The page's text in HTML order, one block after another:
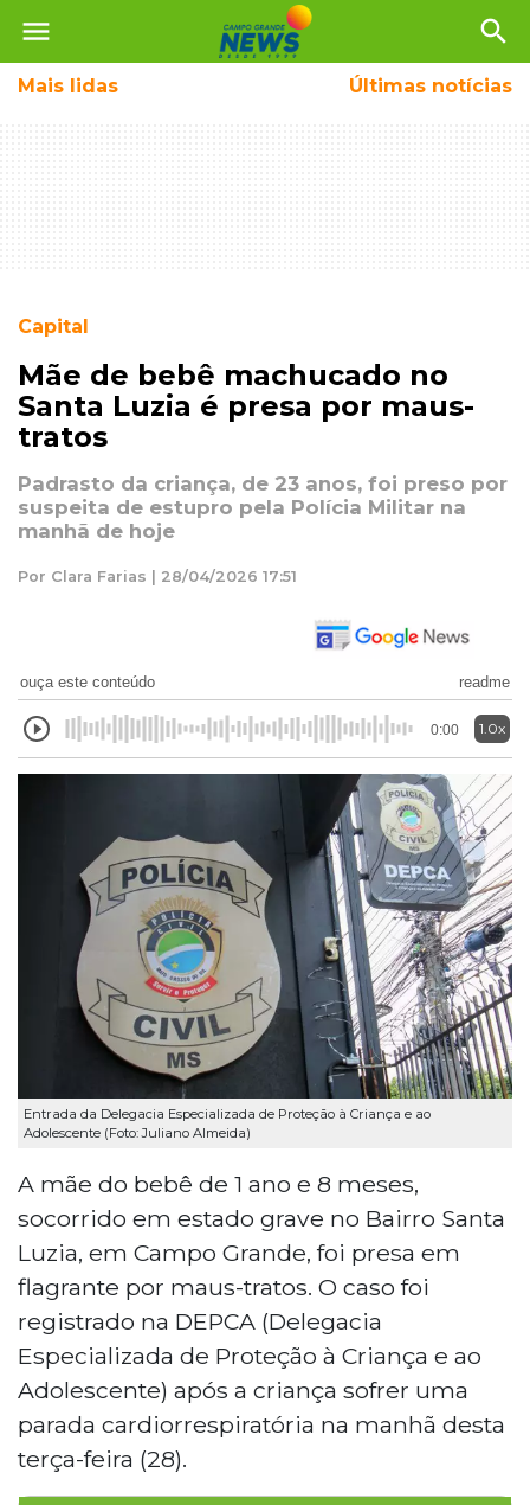
menu search
Mais lidas Últimas notícias
Capital
Mãe de bebê machucado no
Santa Luzia é presa por maus-
tratos
Padrasto da criança, de 23 anos, foi preso por
suspeita de estupro pela Polícia Militar na
manhã de hoje
Por Clara Farias | 28/04/2026 17:51
ouça este conteúdo readme
0:00 1.0x
Entrada da Delegacia Especializada de Proteção à Criança e ao
Adolescente (Foto: Juliano Almeida)
A mãe do bebê de 1 ano e 8 meses,
socorrido em estado grave no Bairro Santa
Luzia, em Campo Grande, foi presa em
flagrante por maus-tratos. O caso foi
registrado na DEPCA (Delegacia
Especializada de Proteção à Criança e ao
Adolescente) após a criança sofrer uma
parada cardiorrespiratória na manhã desta
terça-feira (28).